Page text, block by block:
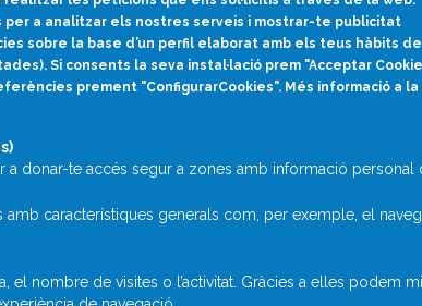
divulcat@divulcat.cat
(+34) 934 120 030
a analitzar els nostres serveis i mostrar-te publicitat
sobre la base d’un perfil elaborat amb els teus hàbits de
Si consents la seva instal·lació prem "Acceptar
prement "ConfigurarCookies". Més informació a la
donar-te accés segur a zones amb informació personal
característiques generals com, per exemple, el
el nombre de visites o l’activitat. Gràcies a elles podem